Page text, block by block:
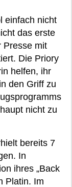
einfach nicht
das erste
Presse mit
Die Priory
helfen, ihr
den Griff zu
nicht zu
bereits 7
In
ihres „Back
Platin. Im